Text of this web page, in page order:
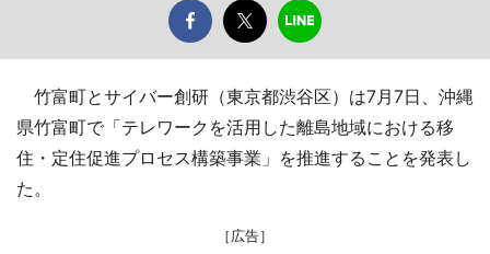
竹富町とサイバー創研（東京都渋谷区）は7月7日、沖縄
県竹富町で「テレワークを活用した離島地域における移
住・定住促進プロセス構築事業」を推進することを発表し
た。
［広告］